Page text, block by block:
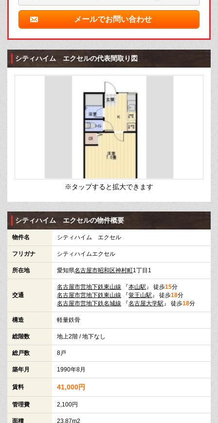
メールでお問い合わせ
シティハイム エクセルの代表間取り図
※タップすると拡大できます
シティハイム エクセルの物件概要
物件名 シティハイム エクセル
フリガナ シティハイムエクセル
所在地 愛知県名古屋市昭和区神村町1丁目1
交通
名古屋市営地下鉄東山線 『本山駅 』 徒歩15分
名古屋市営地下鉄東山線 『覚王山駅 』 徒歩18分
名古屋市営地下鉄名城線 『名古屋大学駅 』 徒歩18分
構造 軽量鉄骨
総階数 地上2階 / 地下なし
総戸数 8戸
築年月 1990年8月
賃料 41,000円
管理費 2,100円
面積 23.87m2